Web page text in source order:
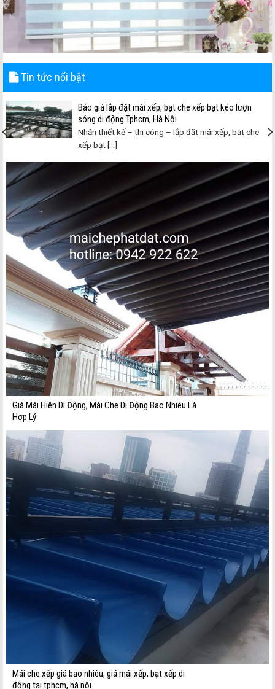
Tin tức nổi bật
Báo giá lắp đặt mái xếp, bạt che xếp bạt kéo lượn
sóng di động Tphcm, Hà Nội
Nhận thiết kế – thi công – lắp đặt mái xếp, bạt che
xếp bạt [...]
Giá Mái Hiên Di Động, Mái Che Di Động Bao Nhiêu Là
Hợp Lý
Mái che xếp giá bao nhiêu, giá mái xếp, bạt xếp di
động tại tphcm, hà nội